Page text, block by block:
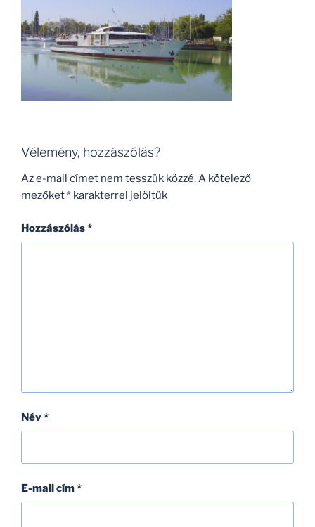
Vélemény, hozzászólás?
Az e-mail címet nem tesszük közzé.A kötelező
mezőket* karakterrel jelöltük
Hozzászólás*
Név*
E-mail cím*